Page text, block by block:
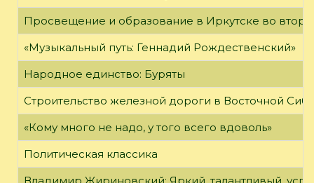
Просвещение и образование в Иркутске во
«Музыкальный путь: Геннадий Рождественский»
Народное единство: Буряты
Строительство железной дороги в Восточной
«Кому много не надо, у того всего вдоволь»
Политическая классика